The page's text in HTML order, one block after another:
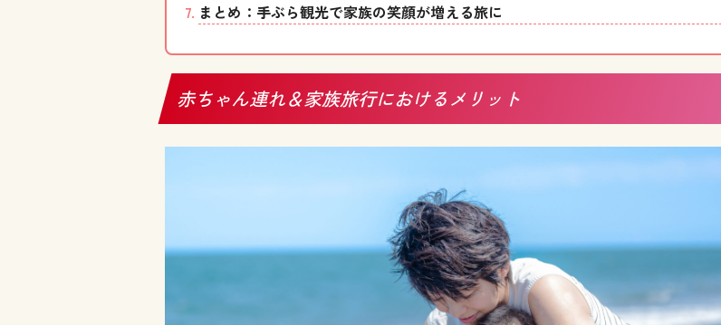
まとめ：手ぶら観光で家族の笑顔が増える旅に
赤ちゃん連れ＆家族旅行におけるメリット